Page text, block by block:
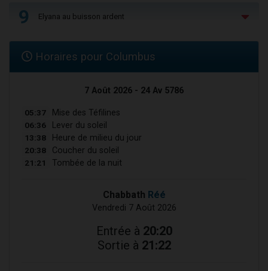
9 Elyana au buisson ardent
Horaires pour Columbus
7 Août 2026 - 24 Av 5786
05:37 Mise des Téfilines
06:36 Lever du soleil
13:38 Heure de milieu du jour
20:38 Coucher du soleil
21:21 Tombée de la nuit
Chabbath Réé
Vendredi 7 Août 2026
Entrée à 20:20
Sortie à 21:22